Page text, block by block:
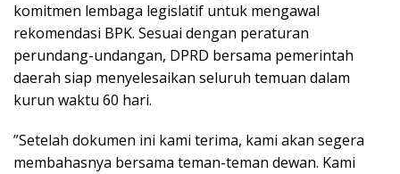
komitmen lembaga legislatif untuk mengawal
rekomendasi BPK. Sesuai dengan peraturan
perundang-undangan, DPRD bersama pemerintah
daerah siap menyelesaikan seluruh temuan dalam
kurun waktu 60 hari.
​”Setelah dokumen ini kami terima, kami akan segera
membahasnya bersama teman-teman dewan. Kami